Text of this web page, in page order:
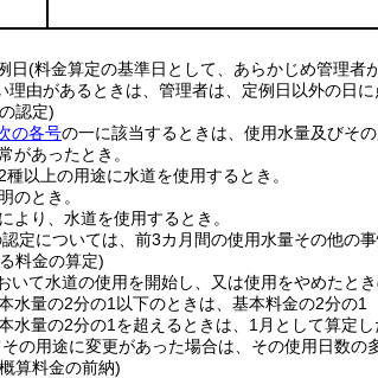
日(料金算定の基準日として、あらかじめ管理者
理由があるときは、管理者は、定例日以外の日に
認定)
の各号の一に該当するときは、使用水量及びその
があったとき。
以上の用途に水道を使用するとき。
のとき。
より、水道を使用するとき。
定については、前3カ月間の使用水量その他の事
料金の算定)
いて水道の使用を開始し、又は使用をやめたと
水量の2分の1以下のときは、基本料金の2分の1
水量の2分の1を超えるときは、1月として算定
の用途に変更があった場合は、その使用日数の
算料金の前納)